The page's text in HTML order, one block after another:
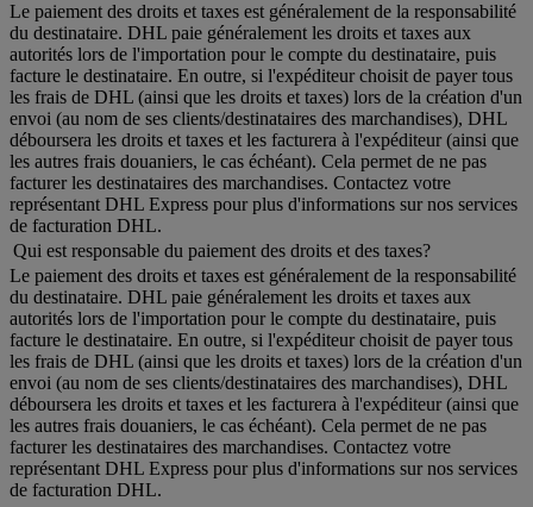
Le paiement des droits et taxes est généralement de la responsabilité
du destinataire. DHL paie généralement les droits et taxes aux
autorités lors de l'importation pour le compte du destinataire, puis
facture le destinataire. En outre, si l'expéditeur choisit de payer tous
les frais de DHL (ainsi que les droits et taxes) lors de la création d'un
envoi (au nom de ses clients/destinataires des marchandises), DHL
déboursera les droits et taxes et les facturera à l'expéditeur (ainsi que
les autres frais douaniers, le cas échéant). Cela permet de ne pas
facturer les destinataires des marchandises. Contactez votre
représentant DHL Express pour plus d'informations sur nos services
de facturation DHL.
Qui est responsable du paiement des droits et des taxes?
Le paiement des droits et taxes est généralement de la responsabilité
du destinataire. DHL paie généralement les droits et taxes aux
autorités lors de l'importation pour le compte du destinataire, puis
facture le destinataire. En outre, si l'expéditeur choisit de payer tous
les frais de DHL (ainsi que les droits et taxes) lors de la création d'un
envoi (au nom de ses clients/destinataires des marchandises), DHL
déboursera les droits et taxes et les facturera à l'expéditeur (ainsi que
les autres frais douaniers, le cas échéant). Cela permet de ne pas
facturer les destinataires des marchandises. Contactez votre
représentant DHL Express pour plus d'informations sur nos services
de facturation DHL.